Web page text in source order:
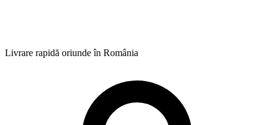
Livrare rapidă oriunde în România